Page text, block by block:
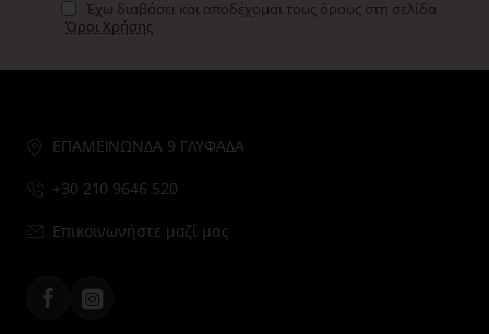
Έχω διαβάσει και αποδέχομαι τους όρους στη σελίδα
Όροι Χρήσης
ΕΠΑΜΕΙΝΩΝΔΑ 9 ΓΛΥΦΑΔΑ
+30 210 9646 520
Επικοινωνήστε μαζί μας
FacebookInstagram